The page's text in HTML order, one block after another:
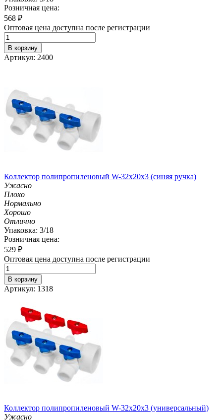
Розничная цена:
568 ₽
Оптовая цена доступна после регистрации
В корзину
Артикул: 2400
Коллектор полипропиленовый W-32х20х3 (синяя ручка)
Ужасно
Плохо
Нормально
Хорошо
Отлично
Упаковка: 3/18
Розничная цена:
529 ₽
Оптовая цена доступна после регистрации
В корзину
Артикул: 1318
Коллектор полипропиленовый W-32х20х3 (универсальный)
Ужасно